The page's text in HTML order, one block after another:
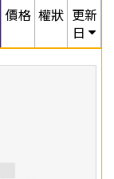
價格 權狀 更新
日